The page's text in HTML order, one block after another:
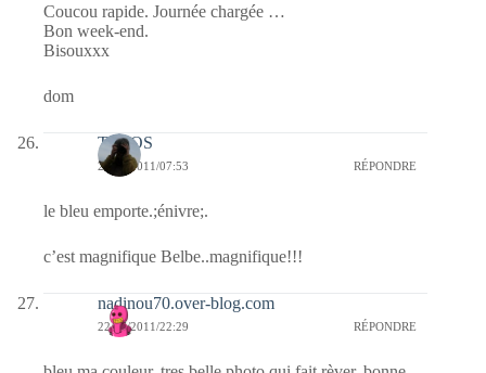
Coucou rapide. Journée chargée …
Bon week-end.
Bisouxxx
dom
TELOS
23/07/2011/07:53 RÉPONDRE
le bleu emporte.;énivre;.
c’est magnifique Belbe..magnifique!!!
nadinou70.over-blog.com
22/07/2011/22:29 RÉPONDRE